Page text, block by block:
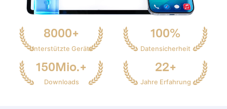
8000+
Unterstützte Geräte
100%
Datensicherheit
150Mio.+
Downloads
22+
Jahre Erfahrung